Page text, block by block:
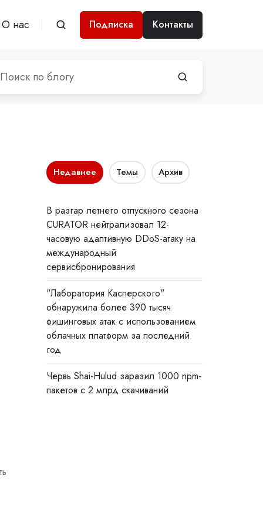
О нас Подписка Контакты
Недавнее Темы Архив
В разгар летнего отпускного сезона
CURATOR нейтрализовал 12-
часовую адаптивную DDoS-атаку на
международный
сервисбронирования
"Лаборатория Касперского"
обнаружила более 390 тысяч
фишинговых атак с использованием
облачных платформ за последний
год
Червь Shai-Hulud заразил 1000 npm-
пакетов с 2 млрд скачиваний